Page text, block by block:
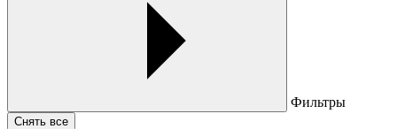
Фильтры
Снять все